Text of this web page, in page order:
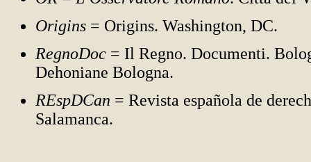
Origins = Origins. Washington, DC.
RegnoDoc = Il Regno. Documenti.
Dehoniane Bologna.
REspDCan = Revista española de
Salamanca.